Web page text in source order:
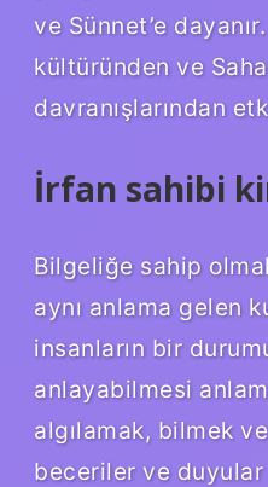
ve Sünnet’e
kültüründen ve
davranışlarından
İrfan sahibi
Bilgeliğe sahip
aynı anlama gelen
insanların bir
anlayabilmesi
algılamak, bilmek
beceriler ve